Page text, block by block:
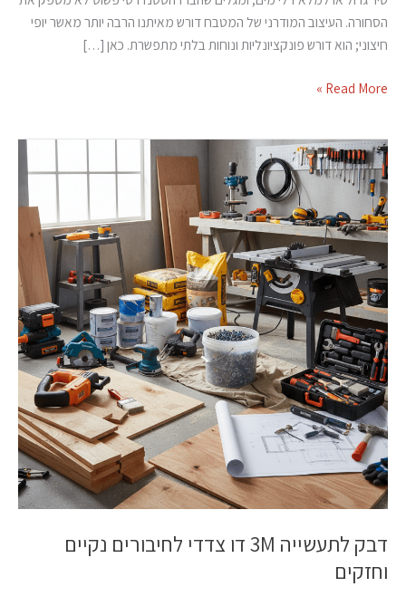
הסחורה. העיצוב המודרני של המטבח דורש מאיתנו הרבה יותר מאשר יופי
חיצוני; הוא דורש פונקציונליות ונוחות בלתי מתפשרת. כאן […]
Read More »
דבק לתעשייה 3M דו צדדי לחיבורים נקיים
וחזקים
דבק
לתעשייה
3M
דו
צדדי
לחיבורים
נקיים
וחזקים